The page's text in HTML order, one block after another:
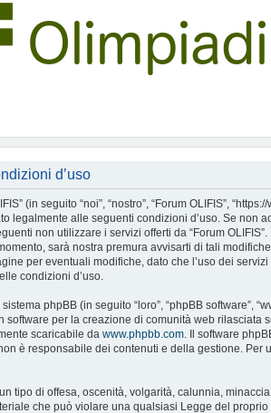
d’uso
(in seguito “noi”, “nostro”, “Forum OLIFIS”,
legalmente alle seguenti condizioni d’uso. Se non
non utilizzare i servizi offerti da “Forum
sarà nostra premura avvisarti di tali
per eventuali modifiche, dato che l’uso dei servizi
condizioni d’uso.
phpBB (in seguito “loro”, “phpBB software”,
software per la creazione di comunità web rilasciata
scaricabile da www.phpbb.com. Il software
è responsabile dei contenuti e della gestione. Per
tipo di offesa, oscenità, volgarità, calunnia,
che può violare una qualsiasi Legge del proprio